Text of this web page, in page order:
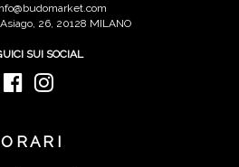
26, 20128 MILANO
SUI SOCIAL
ORARI